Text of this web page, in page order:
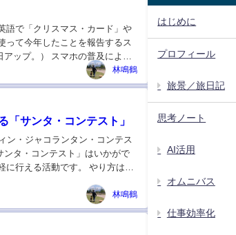
語で「クリスマス・カード」や
って今年したことを報告するス
ップ。） スマホの普及によっ
林鳴鶴
「サンタ・コンテスト」
ン・ジャコランタン・コンテス
ンタ・コンテスト」はいかがで
行える活動です。 やり方は簡
林鳴鶴
はじめに
プロフィール
旅景／旅日記
思考ノート
AI活用
オムニバス
仕事効率化